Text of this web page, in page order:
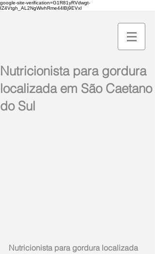
google-site-verification=G1R81yRVdwgt-
IZ4Vtgh_AL2NgWivhRme44lBj9EVxI
Nutricionista para gordura
localizada em São Caetano
do Sul
Nutricionista para gordura localizada